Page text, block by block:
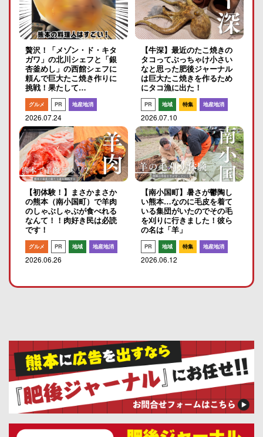
贅沢！「メゾン・ド・キタ
ガワ」の北川シェフと「銀
杏釜めし」の西館シェフに
頼んで巨大たこ焼き作りに
挑戦！果たして…
グルメ PR 地産地消
2026.07.24
【牛深】最近のたこ焼きの
タコってぶっちゃけ小さい
なと思った肥後ジャーナル
は巨大たこ焼きを作るため
にタコ漁に出た！
PR 地域 特集 地産地消
2026.07.10
【初体験！】まさかまさか
の熊本（南小国町）で羊肉
のしゃぶしゃぶが食べれる
なんて！！肉好き民は必読
です！
グルメ PR 地域 地産地消
2026.06.26
【南小国町】暑さが鬱陶し
い熊本…なのに毛皮を着て
いる集団がいたのでその毛
を刈りに行きました！彼ら
の名は「羊」
PR 地域 特集 地産地消
2026.06.12